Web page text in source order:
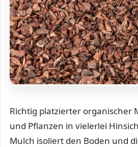
Richtig platzierter organischer
und Pflanzen in vielerlei
Mulch isoliert den Boden und